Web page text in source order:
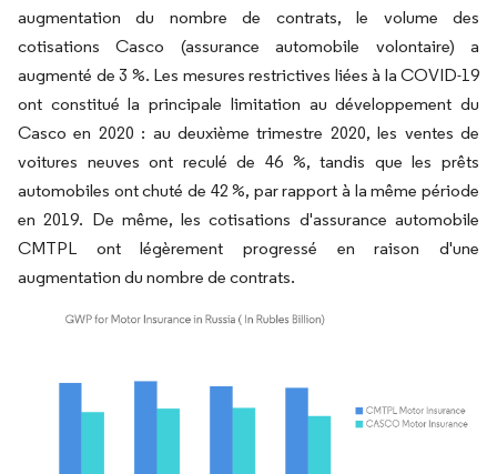
augmentation du nombre de contrats, le volume des
cotisations Casco (assurance automobile volontaire) a
augmenté de 3 %. Les mesures restrictives liées à la COVID-19
ont constitué la principale limitation au développement du
Casco en 2020 : au deuxième trimestre 2020, les ventes de
voitures neuves ont reculé de 46 %, tandis que les prêts
automobiles ont chuté de 42 %, par rapport à la même période
en 2019. De même, les cotisations d'assurance automobile
CMTPL ont légèrement progressé en raison d'une
augmentation du nombre de contrats.